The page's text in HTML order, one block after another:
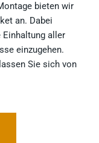
bieten wir
an. Dabei
aller
einzugehen.
Sie sich von